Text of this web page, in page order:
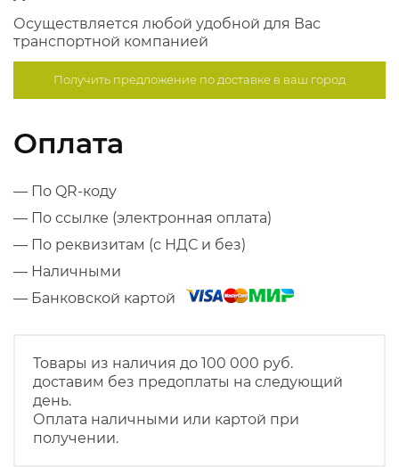
Осуществляется любой удобной для Вас
транспортной компанией
Получить предложение подоставке в ваш город
Оплата
— По QR-коду
— По ссылке (электронная оплата)
— По реквизитам (с НДС и без)
— Наличными
— Банковской картой
Товары из наличия до 100 000 руб.
доставим без предоплаты на следующий
день.
Оплата наличными или картой при
получении.